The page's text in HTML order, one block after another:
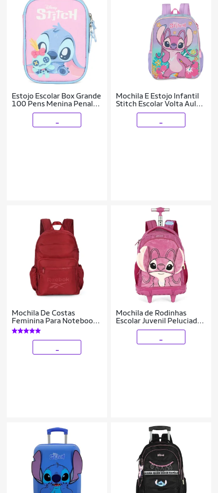
Estojo Escolar Box Grande
100 Pens Menina Penal
Lilo Stitch
Mochila E Estojo Infantil
Stitch Escolar Volta Aula-
Mochila De Costas
Feminina Para Notebook
Reebok
Mochila de Rodinhas
Escolar Juvenil Peluciada
Stitch